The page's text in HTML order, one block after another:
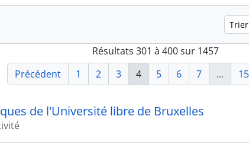
Résultats 301 à 400 sur 1457
Précédent
1 2 3 4 5 6 7 ... 15
de l'Université libre de Bruxelles